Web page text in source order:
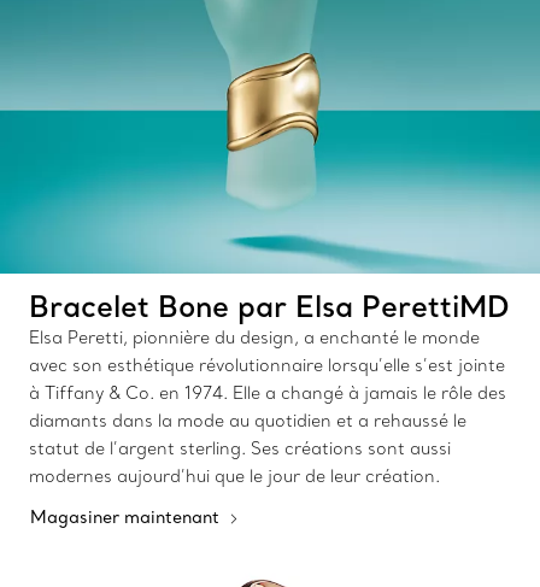
Bracelet Bone par Elsa PerettiMD
Elsa Peretti, pionnière du design, a enchanté le monde
avec son esthétique révolutionnaire lorsqu’elle s’est jointe
à Tiffany & Co. en 1974. Elle a changé à jamais le rôle des
diamants dans la mode au quotidien et a rehaussé le
statut de l’argent sterling. Ses créations sont aussi
modernes aujourd’hui que le jour de leur création.
Magasiner maintenant